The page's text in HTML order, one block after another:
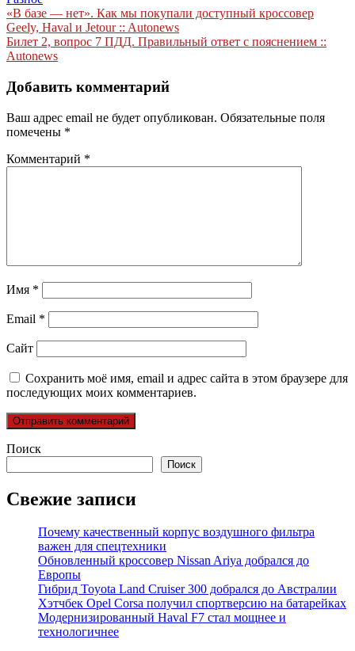
Навигация
по
записям
«В базе — нет». Как мы покупали доступный кроссовер
Geely, Haval и Jetour :: Autonews
Билет 2, вопрос 7 ПДД. Правильный ответ с пояснением ::
Autonews
Добавить комментарий
Ваш адрес email не будет опубликован. Обязательные поля
помечены *
Комментарий *
Имя *
Email *
Сайт
Сохранить моё имя, email и адрес сайта в этом браузере для
последующих моих комментариев.
Поиск
Поиск
Свежие записи
Почему качественный корпус воздушного фильтра
важен для спецтехники
Обновленный кроссовер Nissan Ariya добрался до
Европы
Гибрид Toyota Land Cruiser 300 добрался до Австралии
Хэтчбек Opel Corsa получил спортверсию на батарейках
Модернизированный Haval F7 стал мощнее и
технологичнее